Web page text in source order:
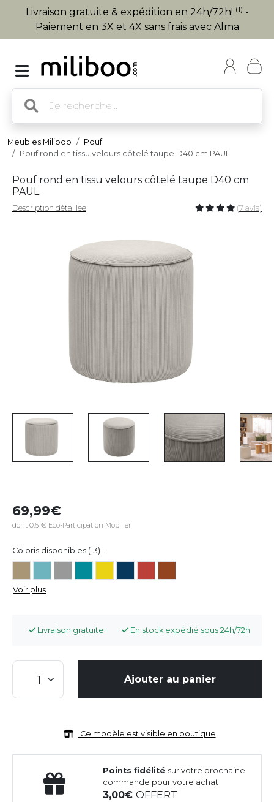
Livraison gratuite & expédition en 24h/72h! (1) -
Paiement en 3X et 4X sans frais avec Alma
Meubles Miliboo
Pouf
Pouf rond en tissu velours côtelé taupe D40 cm PAUL
Pouf rond en tissu velours côtelé taupe D40 cm
PAUL
Description détaillée (7 avis)
69,99
dont 0,61€ Eco-Participation Mobilier
Coloris disponibles (13) :
Voir plus
Livraison gratuite En stock expédié sous 24h/72h
Ajouter au panier
Ce modèle est visible en boutique
Points fidélité sur votre prochaine
commande pour votre achat
3,00OFFERT